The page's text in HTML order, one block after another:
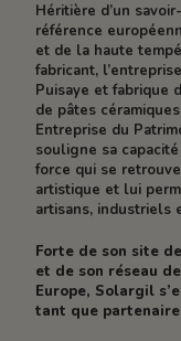
Héritière d’un
référence
et de la haute
fabricant,
Puisaye et fabrique
de pâtes
Entreprise du
souligne sa
force qui se
artistique et lui
artisans, industriels
Forte de son site
et de son réseau
Europe, Solargil
tant que